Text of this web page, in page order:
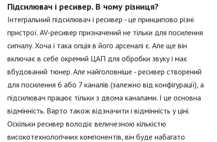
Підсилювач і ресивер. В чому різниця?
Інтегральний підсилювач і ресивер - це принципово різні
пристрої. AV-ресивер призначений не тільки для посилення
сигналу. Хоча і така опція в його арсеналі є. Але ще він
включає в себе окремий ЦАП для обробки звуку і має
вбудований тюнер. Але найголовніше - ресивер створений
для посилення 6 або 7 каналів (залежно від конфігурації), а
підсилювач працює тільки з двома каналами. І це основна
відмінність. Варто також відзначити і відмінність у ціні.
Оскільки ресивер володіє величезною кількістю
високотехнологічних компонентів, він буде набагато